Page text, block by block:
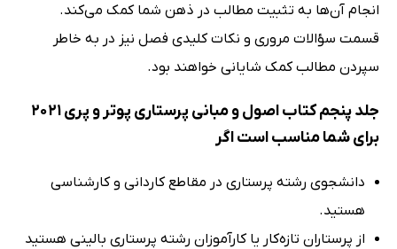
انجام آن‌ها به تثبیت مطالب در ذهن شما کمک می‌کند.
قسمت سؤالات مروری و نکات کلیدی فصل نیز در به خاطر
سپردن مطالب کمک شایانی خواهند بود.
جلد پنجم کتاب اصول و مبانی پرستاری پوتر و پری 2021
برای شما مناسب است اگر
دانشجوی رشته پرستاری در مقاطع کاردانی و کارشناسی
هستید.
از پرستاران تازه‌کار یا کارآموزان رشته پرستاری بالینی هستید